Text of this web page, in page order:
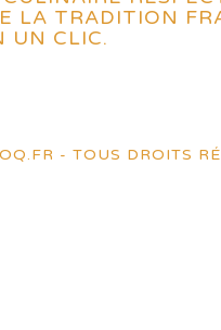
LA TRADITION
UN CLIC.
- TOUS DROITS